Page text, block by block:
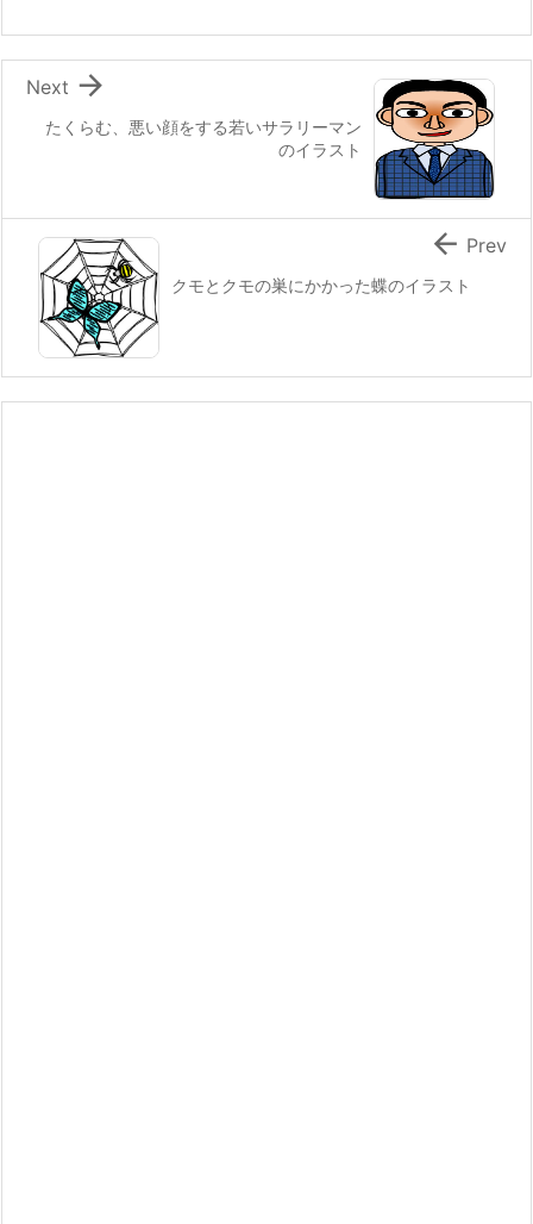
たくらむ、悪い顔をする若いサラリーマン
のイラスト

Next
クモとクモの巣にかかった蝶のイラスト
 Prev